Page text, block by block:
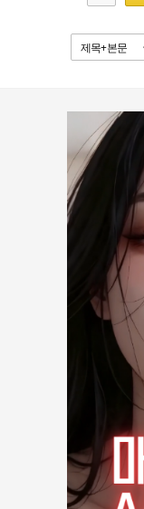
제목+본문